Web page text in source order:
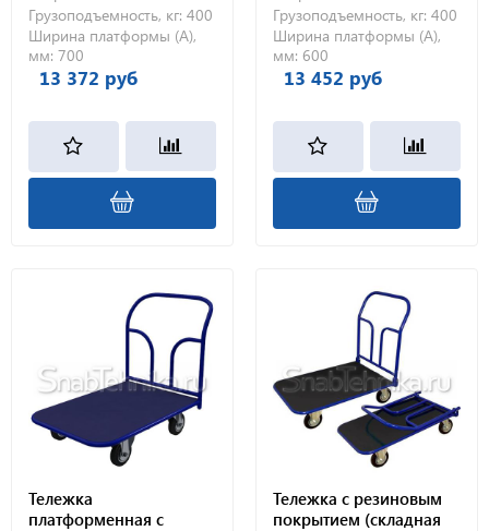
Грузоподъемность, кг: 400
Ширина платформы (А),
мм: 700
13 372 руб
Грузоподъемность, кг: 400
Ширина платформы (А),
мм: 600
13 452 руб
Тележка
платформенная с
Тележка с резиновым
покрытием (складная